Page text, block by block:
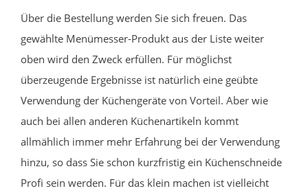
Über die Bestellung werden Sie sich freuen. Das
gewählte Menümesser-Produkt aus der Liste weiter
oben wird den Zweck erfüllen. Für möglichst
überzeugende Ergebnisse ist natürlich eine geübte
Verwendung der Küchengeräte von Vorteil. Aber wie
auch bei allen anderen Küchenartikeln kommt
allmählich immer mehr Erfahrung bei der Verwendung
hinzu, so dass Sie schon kurzfristig ein Küchenschneide
Profi sein werden. Für das klein machen ist vielleicht